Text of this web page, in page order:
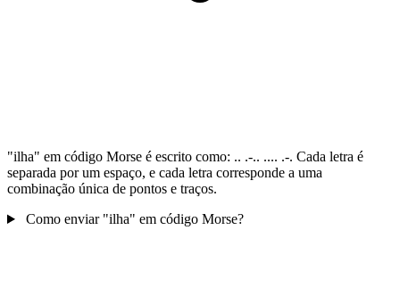
"ilha" em código Morse é escrito como: .. .-.. .... .-. Cada letra é
separada por um espaço, e cada letra corresponde a uma
combinação única de pontos e traços.
Como enviar "ilha" em código Morse?